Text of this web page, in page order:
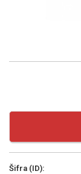
Šifra (ID):